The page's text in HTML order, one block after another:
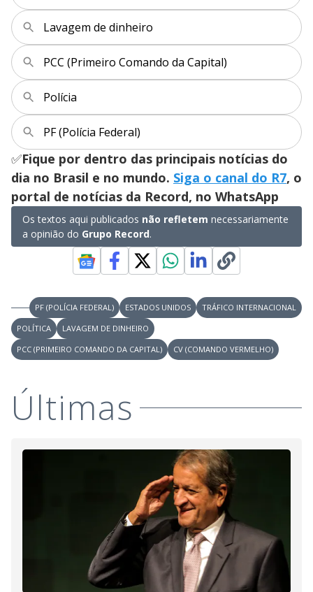
Lavagem de dinheiro
PCC (Primeiro Comando da Capital)
Polícia
PF (Polícia Federal)
✅Fique por dentro das principais notícias do
dia no Brasil e no mundo. Siga o canal do R7, o
portal de notícias da Record, no WhatsApp
Os textos aqui publicados não refletem necessariamente
a opinião do Grupo Record.
PF (POLÍCIA FEDERAL) ESTADOS UNIDOS
TRÁFICO INTERNACIONAL
POLÍTICA
LAVAGEM DE DINHEIRO
PCC (PRIMEIRO COMANDO DA CAPITAL)
CV (COMANDO VERMELHO)
Últimas